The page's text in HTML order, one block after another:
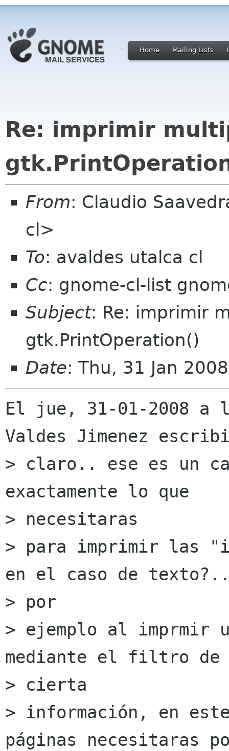
Home Mailing Lists
Re: imprimir
From: Claudio
cl>
To: avaldes utalca cl
Cc: gnome-cl-list
Subject: Re: imprimir
gtk.PrintOperation()
Date: Thu, 31 Jan
El jue, 31-01-2008 a
Valdes Jimenez
> claro.. ese es un
exactamente lo que
> necesitaras
> para imprimir las
en el caso de
> por
> ejemplo al imprmir
mediante el filtro de
> cierta
> información, en
páginas necesitaras